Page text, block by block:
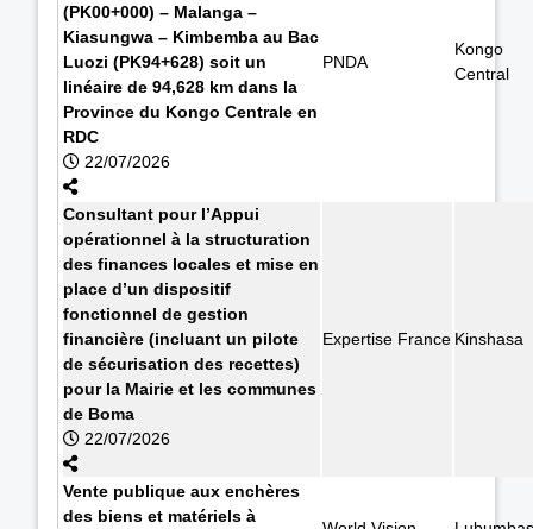
(PK00+000) – Malanga –
Kiasungwa – Kimbemba au Bac
Luozi (PK94+628) soit un
linéaire de 94,628 km dans la
Province du Kongo Centrale en
RDC
22/07/2026
PNDA
Kongo
Central
Consultant pour l’Appui
opérationnel à la structuration
des finances locales et mise en
place d’un dispositif
fonctionnel de gestion
financière (incluant un pilote
de sécurisation des recettes)
pour la Mairie et les communes
de Boma
22/07/2026
Expertise France Kinshasa
Vente publique aux enchères
des biens et matériels à